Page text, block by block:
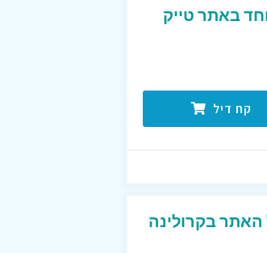
באתר טייק
קח דיל
הנחה על כל האתר בקרולינה